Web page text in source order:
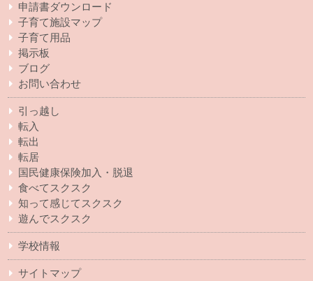
申請書ダウンロード
子育て施設マップ
子育て用品
掲示板
ブログ
お問い合わせ
引っ越し
転入
転出
転居
国民健康保険加入・脱退
食べてスクスク
知って感じてスクスク
遊んでスクスク
学校情報
サイトマップ